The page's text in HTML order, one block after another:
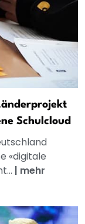
Schulcloud
«digitale
| mehr